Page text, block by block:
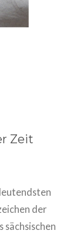
Zeit
der
sächsischen